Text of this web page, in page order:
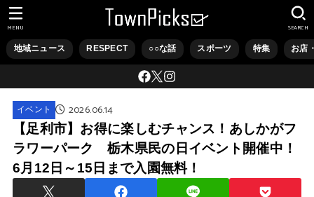
地域ニュース RESPECT ○○な話 スポーツ 特集 お店
SEARCH
MENU
イベント 2026.06.14
【足利市】お得に楽しむチャンス！あしかがフ
ラワーパーク 栃木県民の日イベント開催中！
6月12日～15日まで入園無料！